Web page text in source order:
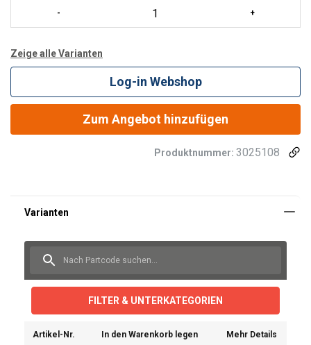
Zeige alle Varianten
Log-in Webshop
Zum Angebot hinzufügen
Produktnummer: 3025108
FILTER & UNTERKATEGORIEN
Artikel-Nr. In den Warenkorb legen Mehr Details